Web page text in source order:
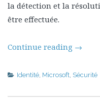
la détection et la
être effectuée.
Continue reading →
Identité, Microsoft, Sécurité